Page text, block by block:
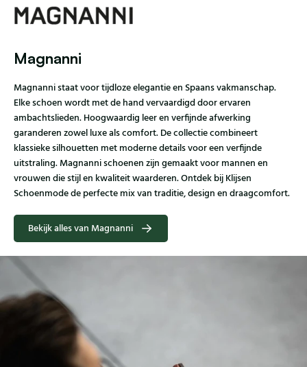
Magnanni
Magnanni staat voor tijdloze elegantie en Spaans vakmanschap.
Elke schoen wordt met de hand vervaardigd door ervaren
ambachtslieden. Hoogwaardig leer en verfijnde afwerking
garanderen zowel luxe als comfort. De collectie combineert
klassieke silhouetten met moderne details voor een verfijnde
uitstraling. Magnanni schoenen zijn gemaakt voor mannen en
vrouwen die stijl en kwaliteit waarderen. Ontdek bij Klijsen
Schoenmode de perfecte mix van traditie, design en draagcomfort.
Bekijk alles van Magnanni